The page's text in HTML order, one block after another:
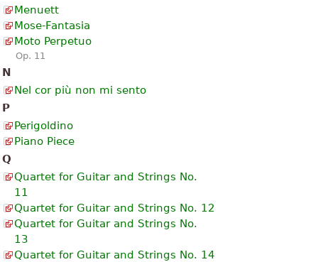
Menuett
Mose-Fantasia
Moto Perpetuo
Op. 11
N
Nel cor più non mi sento
P
Perigoldino
Piano Piece
Q
Quartet for Guitar and Strings No.
11
Quartet for Guitar and Strings No. 12
Quartet for Guitar and Strings No.
13
Quartet for Guitar and Strings No. 14